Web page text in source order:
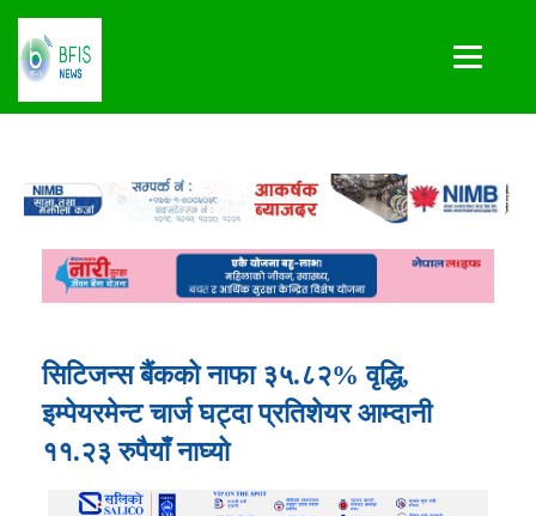
सिटिजन्स बैंकको नाफा ३५.८२% वृद्धि,
इम्पेयरमेन्ट चार्ज घट्दा प्रतिशेयर आम्दानी
११.२३ रुपैयाँ नाघ्यो